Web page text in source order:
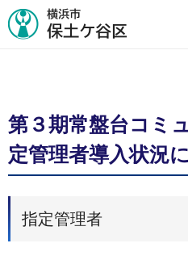
第３期常盤台コミ
定管理者導入状況
指定管理者